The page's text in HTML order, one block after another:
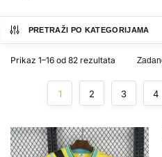
PRETRAŽI PO KATEGORIJAMA
Prikaz 1–16 od 82 rezultata
1 2 3 4